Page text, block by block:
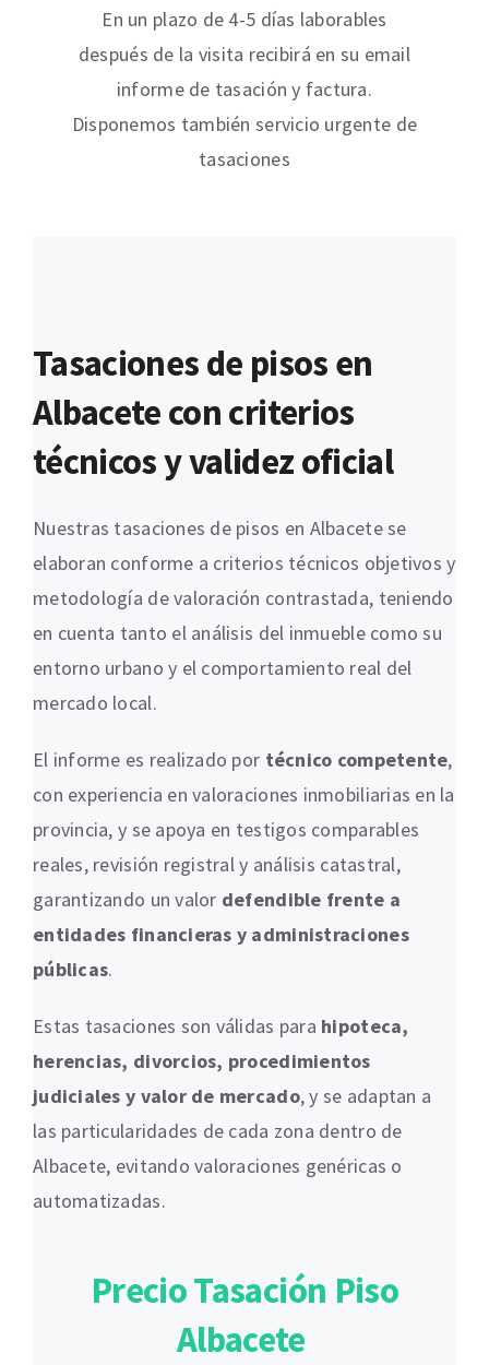
En un plazo de 4-5 días laborables
después de la visita recibirá en su email
informe de tasación y factura.
Disponemos también servicio urgente de
tasaciones
Tasaciones de pisos en
Albacete con criterios
técnicos y validez oficial
Nuestras tasaciones de pisos en Albacete se
elaboran conforme a criterios técnicos objetivos y
metodología de valoración contrastada, teniendo
en cuenta tanto el análisis del inmueble como su
entorno urbano y el comportamiento real del
mercado local.
El informe es realizado por técnico competente,
con experiencia en valoraciones inmobiliarias en la
provincia, y se apoya en testigos comparables
reales, revisión registral y análisis catastral,
garantizando un valor defendible frente a
entidades financieras y administraciones
públicas.
Estas tasaciones son válidas para hipoteca,
herencias, divorcios, procedimientos
judiciales y valor de mercado, y se adaptan a
las particularidades de cada zona dentro de
Albacete, evitando valoraciones genéricas o
automatizadas.
Precio Tasación Piso
Albacete